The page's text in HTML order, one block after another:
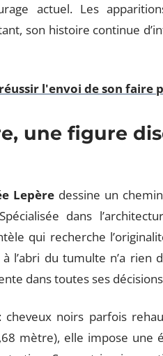
actuel. Les
son histoire continue
l'envoi de son faire
une figure
Lepère dessine un
dans
qui recherche
l’abri du tumulte n’a rien
dans toutes ses
noirs parfois
mètre), elle impose une